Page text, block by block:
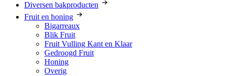
Diversen bakproducten
Fruit en honing
Bigarreaux
Blik Fruit
Fruit Vulling Kant en Klaar
Gedroogd Fruit
Honing
Overig